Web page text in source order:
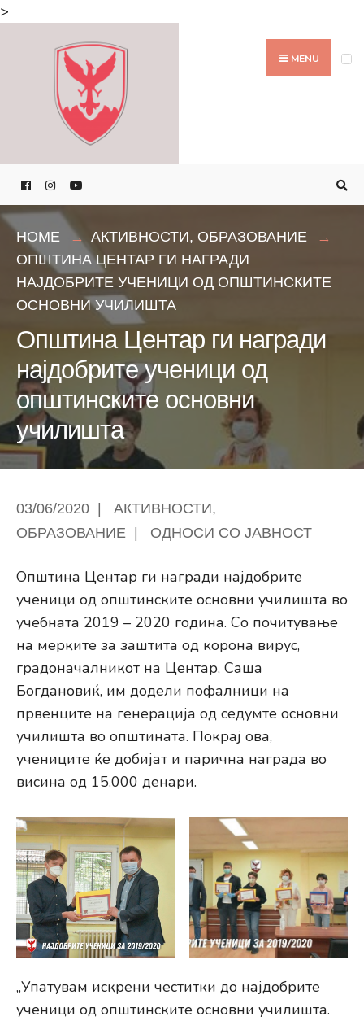
>
MENU
HOME АКТИВНОСТИ, ОБРАЗОВАНИЕ
ОПШТИНА ЦЕНТАР ГИ НАГРАДИ
НАЈДОБРИТЕ УЧЕНИЦИ ОД ОПШТИНСКИТЕ
ОСНОВНИ УЧИЛИШТА
Општина Центар ги награди
најдобрите ученици од
општинските основни
училишта
03/06/2020 АКТИВНОСТИ,
ОБРАЗОВАНИЕ
ОДНОСИ СО ЈАВНОСТ
Општина Центар ги награди најдобрите
ученици од општинските основни училишта во
учебната 2019 – 2020 година. Со почитување
на мерките за заштита од корона вирус,
градоначалникот на Центар, Саша
Богдановиќ, им додели пофалници на
првенците на генерација од седумте основни
училишта во општината. Покрај ова,
учениците ќе добијат и парична награда во
висина од 15.000 денари.
„Упатувам искрени честитки до најдобрите
ученици од општинските основни училишта.